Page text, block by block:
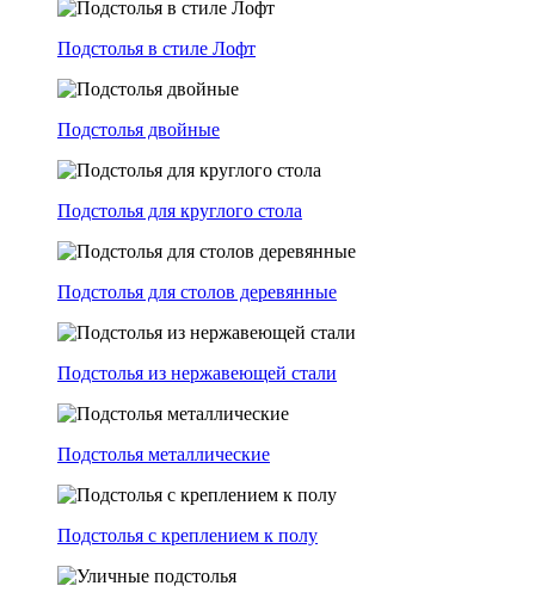
Подстолья в стиле Лофт
Подстолья двойные
Подстолья для круглого стола
Подстолья для столов деревянные
Подстолья из нержавеющей стали
Подстолья металлические
Подстолья с креплением к полу